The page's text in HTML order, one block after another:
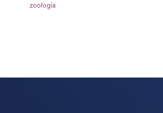
zoología